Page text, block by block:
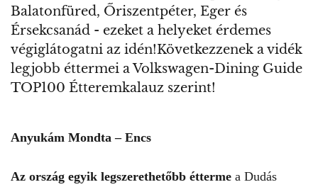
Balatonfüred, Őriszentpéter, Eger és
Érsekcsanád - ezeket a helyeket érdemes
végiglátogatni az idén!Következzenek a vidék
legjobb éttermei a Volkswagen-Dining Guide
TOP100 Étteremkalauz szerint!
Anyukám Mondta – Encs
Az ország egyik legszerethetőbb étterme a Dudás